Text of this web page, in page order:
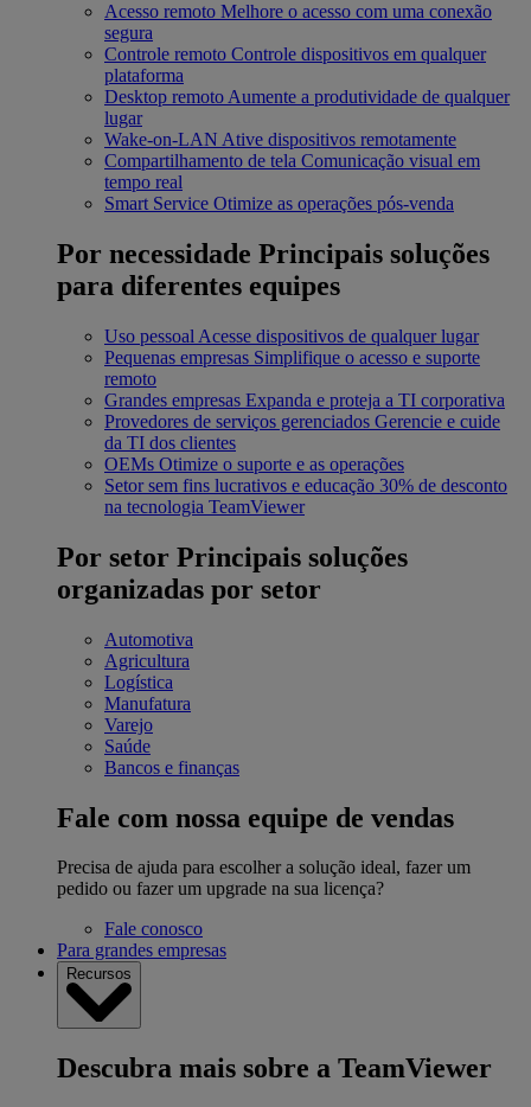
Acesso remoto Melhore o acesso com uma conexão
segura
Controle remoto Controle dispositivos em qualquer
plataforma
Desktop remoto Aumente a produtividade de qualquer
lugar
Wake-on-LAN Ative dispositivos remotamente
Compartilhamento de tela Comunicação visual em
tempo real
Smart Service Otimize as operações pós-venda
Por necessidade Principais soluções
para diferentes equipes
Uso pessoal Acesse dispositivos de qualquer lugar
Pequenas empresas Simplifique o acesso e suporte
remoto
Grandes empresas Expanda e proteja a TI corporativa
Provedores de serviços gerenciados Gerencie e cuide
da TI dos clientes
OEMs Otimize o suporte e as operações
Setor sem fins lucrativos e educação 30% de desconto
na tecnologia TeamViewer
Por setor Principais soluções
organizadas por setor
Automotiva
Agricultura
Logística
Manufatura
Varejo
Saúde
Bancos e finanças
Fale com nossa equipe de vendas
Precisa de ajuda para escolher a solução ideal, fazer um
pedido ou fazer um upgrade na sua licença?
Fale conosco
Para grandes empresas
Recursos
Descubra mais sobre a TeamViewer